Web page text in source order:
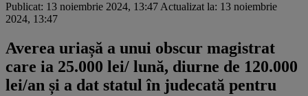
Publicat: 13 noiembrie 2024, 13:47 Actualizat la: 13 noiembrie
2024, 13:47
Averea uriașă a unui obscur magistrat
care ia 25.000 lei/ lună, diurne de 120.000
lei/an și a dat statul în judecată pentru